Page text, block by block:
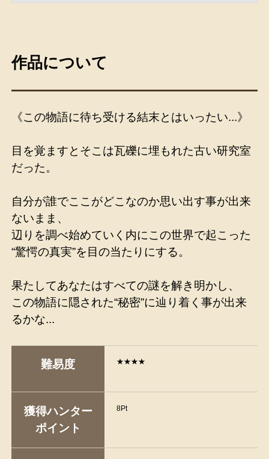
作品について
《この物語に待ち受ける結末とはいったい...》
目を覚ますとそこは瓦礫に埋もれた古い研究室
だった。
自分が誰でここがどこなのか思い出す事が出来
ないまま、
辺りを調べ始めていく内にこの世界で起こった
“驚愕の真実”を目の当たりにする。
果たしてあなたはすべての謎を解き明かし、
この物語に隠された“秘密”に辿り着く事が出来
るかな...
難易度 ★★★★
獲得ハンター
ポイント
8Pt